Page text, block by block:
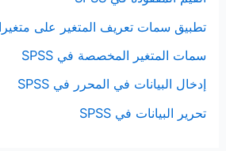
تطبيق سمات تعريف المتغير على
سمات المتغير المخصصة في SPSS
إدخال البيانات في المحرر في SPSS
تحرير البيانات في SPSS